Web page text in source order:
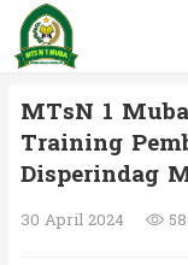
MTsN 1
Training
Disperindag
30 April 2024